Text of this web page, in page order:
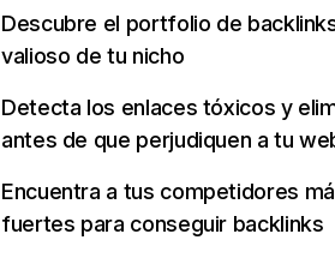
Descubre el portfolio de
valioso de tu nicho
Detecta los enlaces tóxicos y
antes de que perjudiquen a tu
Encuentra a tus competidores
fuertes para conseguir backlinks